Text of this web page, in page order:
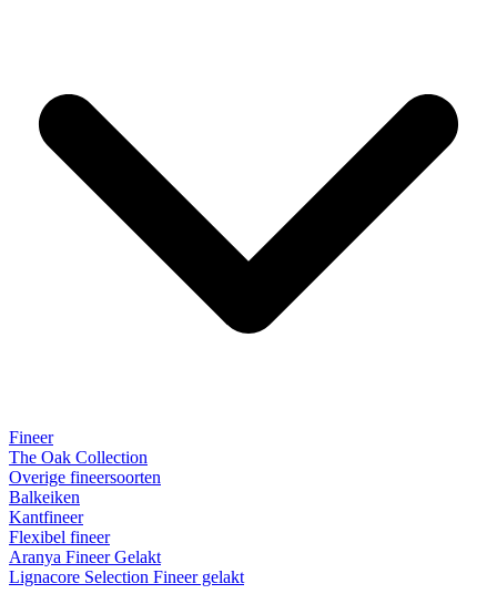
Fineer
The Oak Collection
Overige fineersoorten
Balkeiken
Kantfineer
Flexibel fineer
Aranya Fineer Gelakt
Lignacore Selection Fineer gelakt